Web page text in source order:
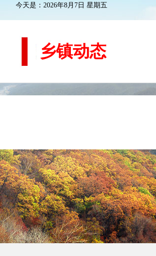
今天是：2026年8月7日 星期五
乡镇动态